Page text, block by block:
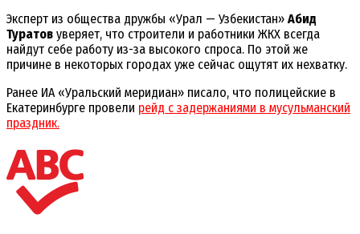
Эксперт из общества дружбы «Урал — Узбекистан» Абид
Туратов уверяет, что строители и работники ЖКХ всегда
найдут себе работу из-за высокого спроса. По этой же
причине в некоторых городах уже сейчас ощутят их нехватку.
Ранее ИА «Уральский меридиан» писало, что полицейские в
Екатеринбурге провели рейд с задержаниями в мусульманский
праздник.